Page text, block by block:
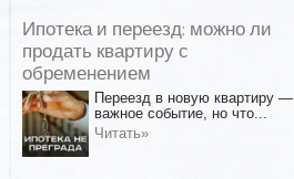
Ипотека и переезд: можно ли
продать квартиру с
обременением
Переезд в новую квартиру —
важное событие, но что...
Читать»